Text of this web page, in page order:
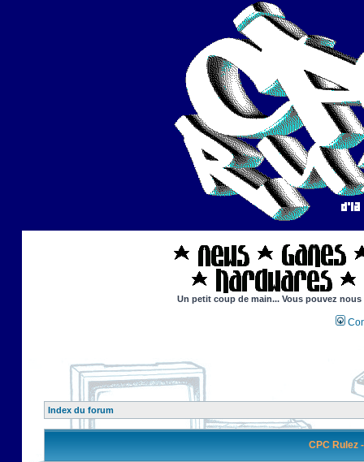
Un petit coup de main... Vous pouvez
Index du forum
CPC Rulez